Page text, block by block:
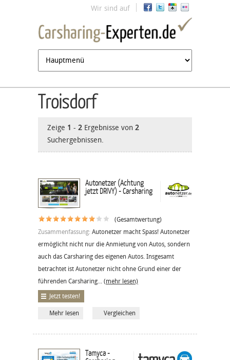
Jump to navigation
Wir sind auf
Troisdorf
Zeige 1 - 2 Ergebnisse von 2
Suchergebnissen.
Autonetzer (Achtung
jetzt DRIVY) - Carsharing
(Gesamtwertung)
Zusammenfassung: Autonetzer macht Spass! Autonetzer
ermöglicht nicht nur die Anmietung von Autos, sondern
auch das Carsharing des eigenen Autos. Insgesamt
betrachtet ist Autonetzer nicht ohne Grund einer der
führenden Carsharing... (mehr lesen)
Jetzt testen!
Mehr lesen Vergleichen
Tamyca -